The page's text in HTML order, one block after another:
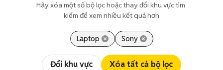
Hãy xóa một số bộ lọc hoặc thay đổi khu vực tìm
kiếm để xem nhiều kết quả hơn
Laptop Sony
Đổi khu vực Xóa tất cả bộ lọc